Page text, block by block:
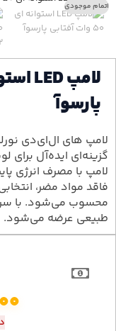
اتمام موجودی
پارسوآ
لامپ های ال‌ای‌دی
گزینه‌ای ایده‌آل برای
فاقد مواد مضر،
طبیعی عرضه می‌شود.